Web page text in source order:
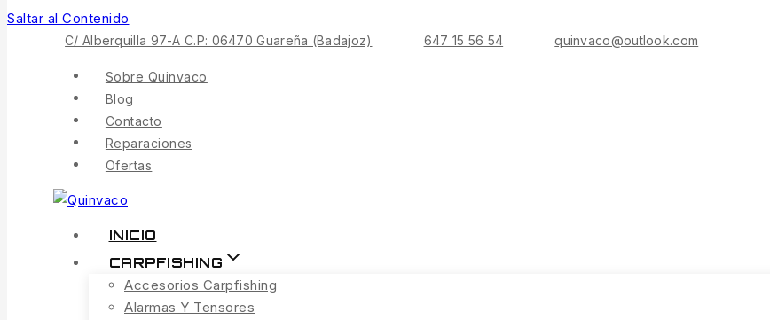
Saltar al Contenido
C/ Alberquilla 97-A C.P: 06470 Guareña (Badajoz) 647 15 56 54 quinvaco@outlook.com
Sobre Quinvaco
Blog
Contacto
Reparaciones
Ofertas
INICIO
CARPFISHING
Accesorios Carpfishing
Alarmas Y Tensores